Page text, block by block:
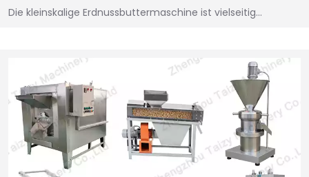
Die kleinskalige Erdnussbuttermaschine ist vielseitig…